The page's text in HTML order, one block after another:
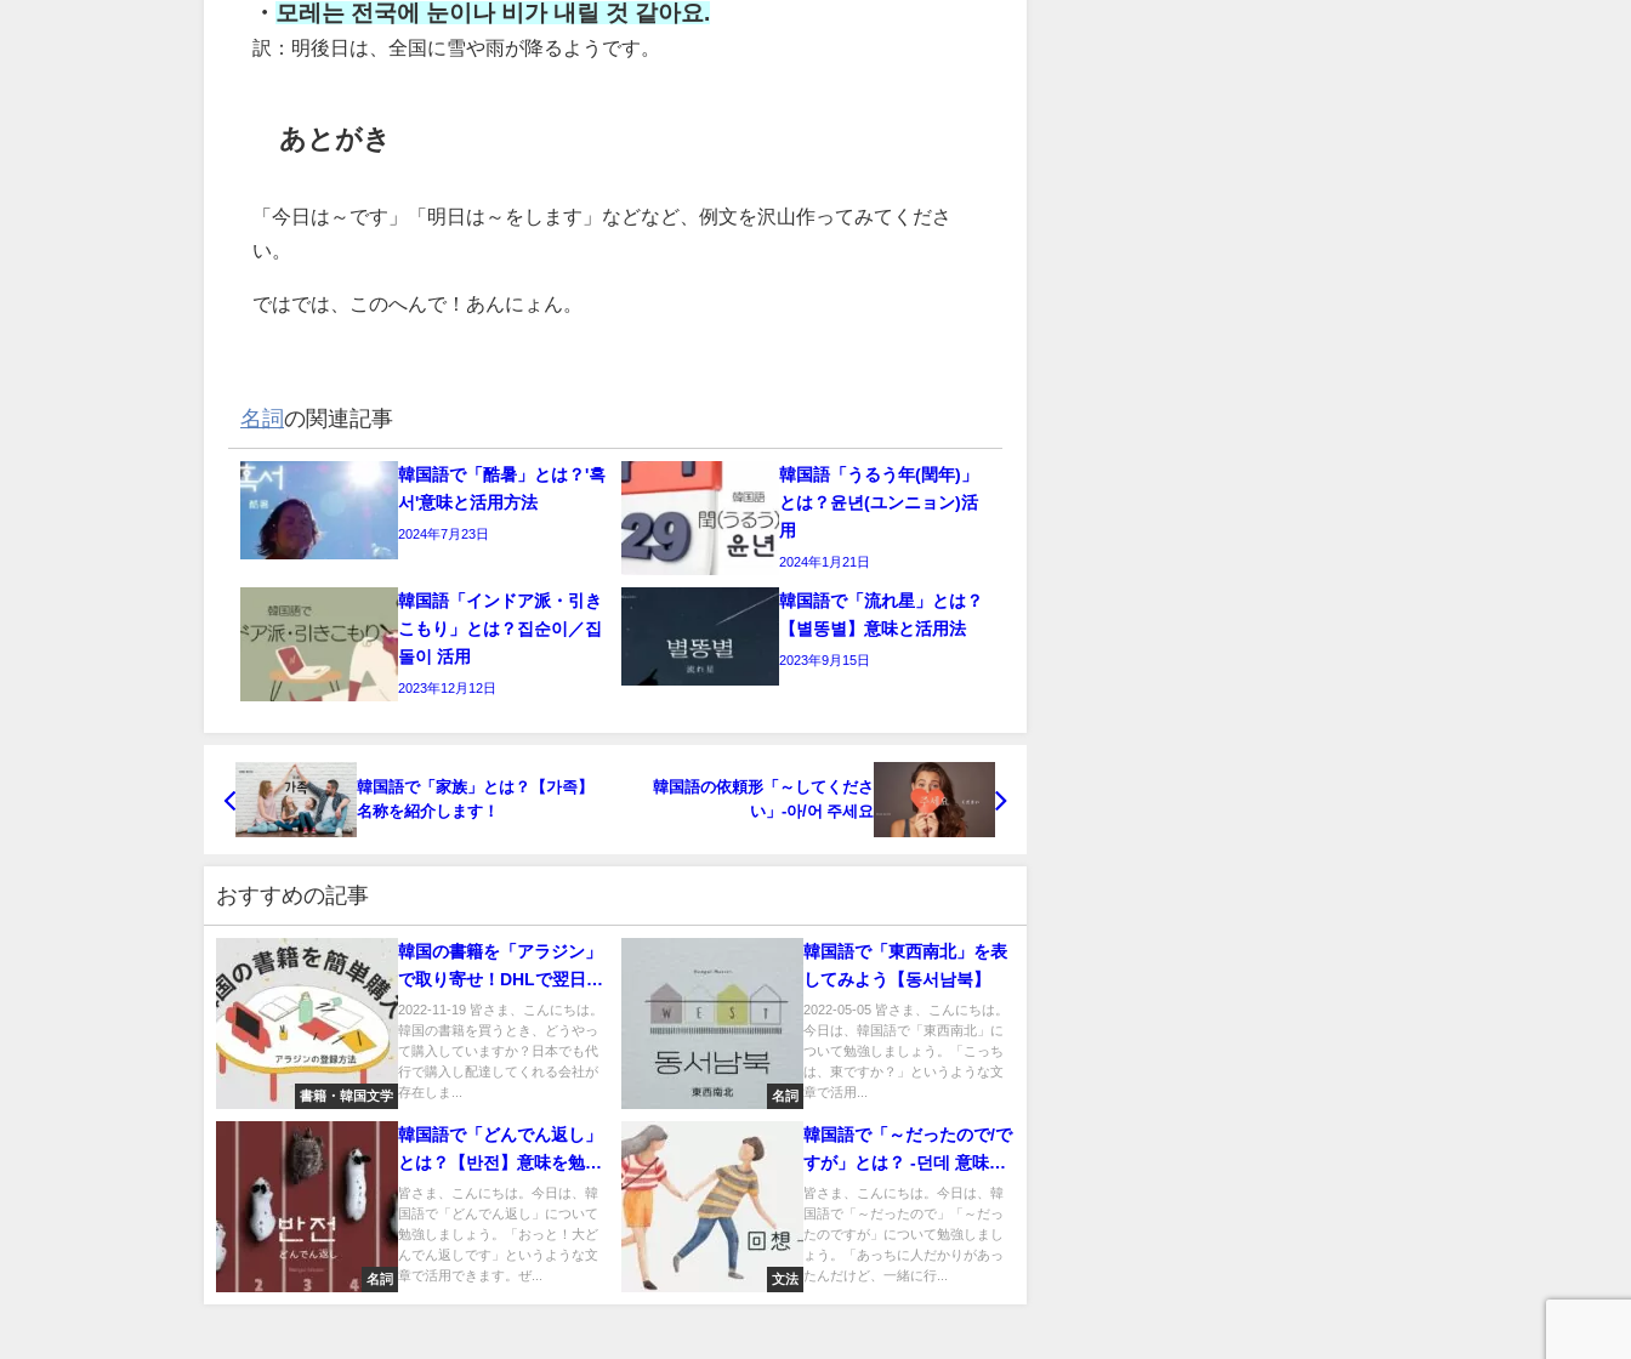
・ 모레는 전국에 눈이나 비가 내릴 것 같아요.
訳：明後日は、全国に雪や雨が降るようです。
あとがき
「今日は～です」「明日は～をします」などなど、例文を沢山作ってみてくださ
い。
ではでは、このへんで！あんにょん。
名詞の関連記事
韓国語で「酷暑」とは？'혹
서'意味と活用方法
2024年7月23日
韓国語「うるう年(閏年)」
とは？윤년(ユンニョン)活
用
2024年1月21日
韓国語「インドア派・引き
こもり」とは？집순이／집
돌이 活用
2023年12月12日
韓国語で「流れ星」とは？
【별똥별】意味と活用法
2023年9月15日
韓国語で「家族」とは？【가족】
名称を紹介します！
韓国語の依頼形「～してくださ
い」-아/어 주세요
おすすめの記事
書籍・韓国文学
韓国の書籍を「アラジン」
で取り寄せ！DHLで翌日到
着？登録・購入方法・退会
方法を紹介します
2022-11-19 皆さま、こんにちは。
韓国の書籍を買うとき、どうやっ
て購入していますか？日本でも代
行で購入し配達してくれる会社が
存在しま...
名詞
韓国語で「東西南北」を表
してみよう【동서남북】
2022-05-05 皆さま、こんにちは。
今日は、韓国語で「東西南北」に
ついて勉強しましょう。「こっち
は、東ですか？」というような文
章で活用...
名詞
韓国語で「どんでん返し」
とは？【반전】意味を勉強
しよう！
皆さま、こんにちは。今日は、韓
国語で「どんでん返し」について
勉強しましょう。「おっと！大ど
んでん返しです」というような文
章で活用できます。ぜ...
文法
韓国語で「～だったので/で
すが」とは？ -던데 意味と
活用
皆さま、こんにちは。今日は、韓
国語で「～だったので」「～だっ
たのですが」について勉強しまし
ょう。「あっちに人だかりがあっ
たんだけど、一緒に行...